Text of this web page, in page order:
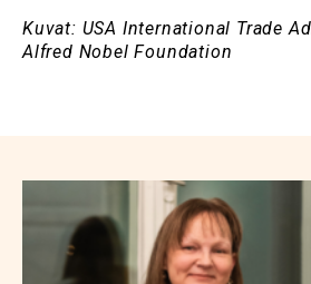
Kuvat: USA International Trade
Alfred Nobel Foundation